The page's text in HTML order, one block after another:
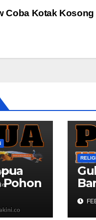
Coba Kotak Kosong
Pohon